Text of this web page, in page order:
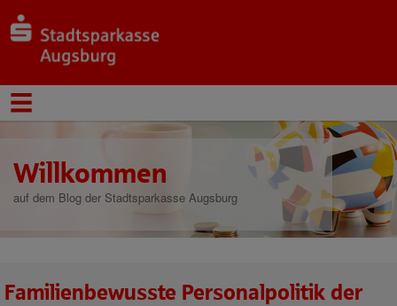
Willkommen
auf dem Blog der Stadtsparkasse Augsburg
Familienbewusste Personalpolitik der